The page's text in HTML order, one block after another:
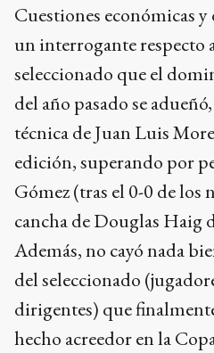
Cuestiones económicas
un interrogante respecto
seleccionado que el
del año pasado se
técnica de Juan Luis
edición, superando por
Gómez (tras el 0-0 de los
cancha de Douglas Haig
Además, no cayó nada
del seleccionado
dirigentes) que
hecho acreedor en la